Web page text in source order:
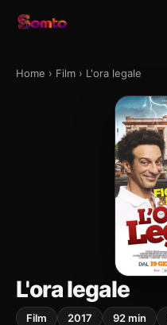
Home › Film › L'ora legale
L'ora legale
Film 2017 92 min